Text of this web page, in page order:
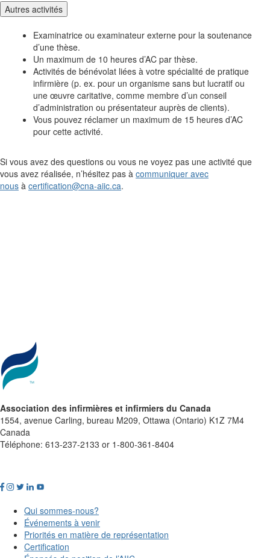
Autres activités
Examinatrice ou examinateur externe pour la soutenance
d’une thèse.
Un maximum de 10 heures d’AC par thèse.
Activités de bénévolat liées à votre spécialité de pratique
infirmière (p. ex. pour un organisme sans but lucratif ou
une œuvre caritative, comme membre d’un conseil
d’administration ou présentateur auprès de clients).
Vous pouvez réclamer un maximum de 15 heures d’AC
pour cette activité.
Si vous avez des questions ou vous ne voyez pas une activité que
vous avez réalisée, n’hésitez pas à communiquer avec
nous à certification@cna-aiic.ca.
Association des infirmières et infirmiers du Canada
1554, avenue Carling, bureau M209, Ottawa (Ontario) K1Z 7M4
Canada
Téléphone: 613-237-2133 or 1-800-361-8404
Qui sommes-nous?
Événements à venir
Priorités en matière de représentation
Certification